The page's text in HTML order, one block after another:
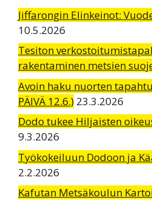
Jiffarongin Elinkeinot:
10.5.2026
Tesiton
rakentaminen metsien
Avoin haku nuorten
PÄIVÄ 12.6.) 23.3.2026
Dodo tukee Hiljaisten
9.3.2026
Työkokeiluun Dodoon ja
2.2.2026
Kafutan Metsäkoulun